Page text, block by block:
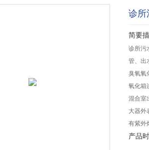
诊所
简要
诊所污
管、出
臭氧氧
氧化箱
混合室
大器外
有紫外
产品